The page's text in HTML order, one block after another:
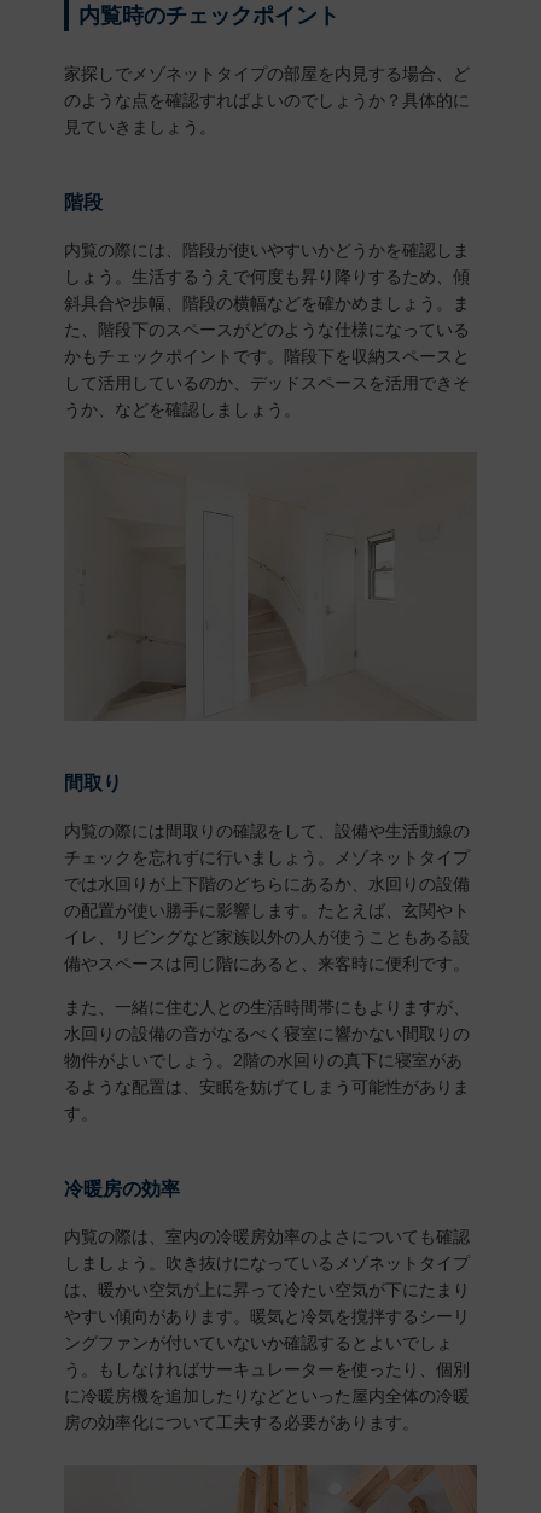
内覧時のチェックポイント
家探しでメゾネットタイプの部屋を内見する場合、ど
のような点を確認すればよいのでしょうか？具体的に
見ていきましょう。
階段
内覧の際には、階段が使いやすいかどうかを確認しま
しょう。生活するうえで何度も昇り降りするため、傾
斜具合や歩幅、階段の横幅などを確かめましょう。ま
た、階段下のスペースがどのような仕様になっている
かもチェックポイントです。階段下を収納スペースと
して活用しているのか、デッドスペースを活用できそ
うか、などを確認しましょう。
間取り
内覧の際には間取りの確認をして、設備や生活動線の
チェックを忘れずに行いましょう。メゾネットタイプ
では水回りが上下階のどちらにあるか、水回りの設備
の配置が使い勝手に影響します。たとえば、玄関やト
イレ、リビングなど家族以外の人が使うこともある設
備やスペースは同じ階にあると、来客時に便利です。
また、一緒に住む人との生活時間帯にもよりますが、
水回りの設備の音がなるべく寝室に響かない間取りの
物件がよいでしょう。2階の水回りの真下に寝室があ
るような配置は、安眠を妨げてしまう可能性がありま
す。
冷暖房の効率
内覧の際は、室内の冷暖房効率のよさについても確認
しましょう。吹き抜けになっているメゾネットタイプ
は、暖かい空気が上に昇って冷たい空気が下にたまり
やすい傾向があります。暖気と冷気を撹拌するシーリ
ングファンが付いていないか確認するとよいでしょ
う。もしなければサーキュレーターを使ったり、個別
に冷暖房機を追加したりなどといった屋内全体の冷暖
房の効率化について工夫する必要があります。